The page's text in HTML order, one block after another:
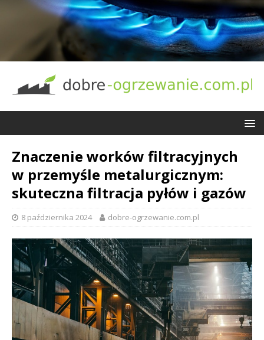
Znaczenie worków filtracyjnych
w przemyśle metalurgicznym:
skuteczna filtracja pyłów i gazów
8 października 2024 dobre-ogrzewanie.com.pl